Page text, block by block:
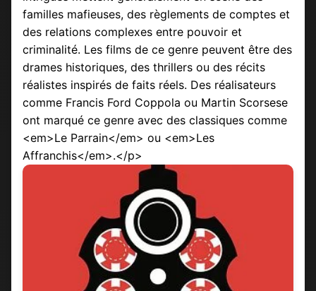
familles mafieuses, des règlements de comptes et
des relations complexes entre pouvoir et
criminalité. Les films de ce genre peuvent être des
drames historiques, des thrillers ou des récits
réalistes inspirés de faits réels. Des réalisateurs
comme Francis Ford Coppola ou Martin Scorsese
ont marqué ce genre avec des classiques comme
<em>Le Parrain</em> ou <em>Les
Affranchis</em>.</p>